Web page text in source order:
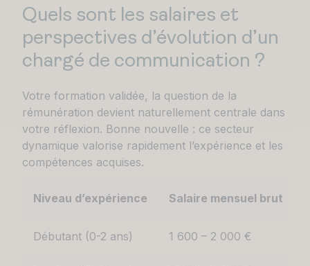
Quels sont les salaires et
perspectives d’évolution d’un
chargé de communication ?
Votre formation validée, la question de la
rémunération devient naturellement centrale dans
votre réflexion. Bonne nouvelle : ce secteur
dynamique valorise rapidement l’expérience et les
compétences acquises.
Niveau d’expérience Salaire mensuel brut
Débutant (0-2 ans) 1 600 – 2 000 €